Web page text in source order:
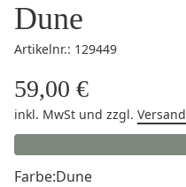
Dune
Artikelnr.: 129449
59,00 €
inkl. MwSt und zzgl. Versand
Farbe:Dune